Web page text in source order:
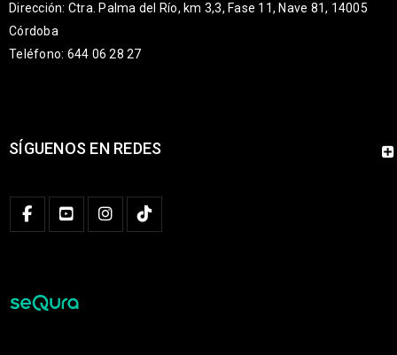
Dirección: Ctra. Palma del Río, km 3,3, Fase 11, Nave 81, 14005
Córdoba
Teléfono: 644 06 28 27
SÍGUENOS EN REDES